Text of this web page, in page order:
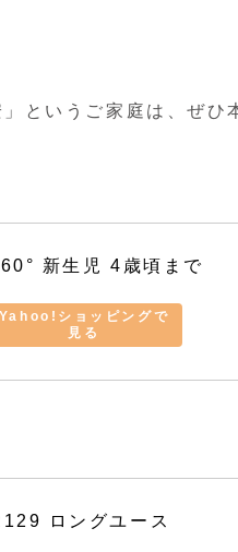
というご家庭は、ぜひ
新生児 4歳頃まで
Yahoo!ショッピングで
見る
ロングユース